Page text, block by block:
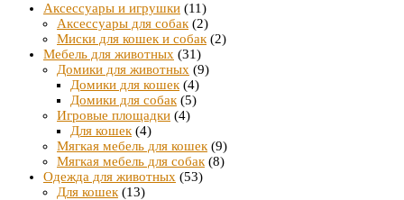
Аксессуары и игрушки (11)
Аксессуары для собак(2)
Миски для кошек и собак(2)
Мебель для животных (31)
Домики для животных (9)
Домики для кошек(4)
Домики для собак(5)
Игровые площадки (4)
Для кошек(4)
Мягкая мебель для кошек(9)
Мягкая мебель для собак(8)
Одежда для животных (53)
Для кошек(13)